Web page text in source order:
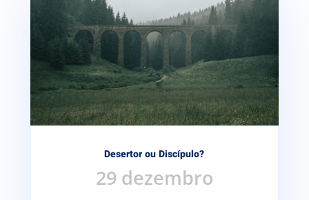
Desertor ou Discípulo?
29 dezembro